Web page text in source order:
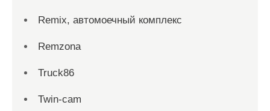
Remix, автомоечный комплекс
Remzona
Truck86
Twin-cam